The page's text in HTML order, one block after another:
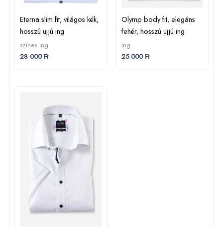
Eterna slim fit, világos kék,
hosszú ujjú ing
színes ing
28 000Ft
Olymp body fit, elegáns
fehér, hosszú ujjú ing
ing
25 000Ft